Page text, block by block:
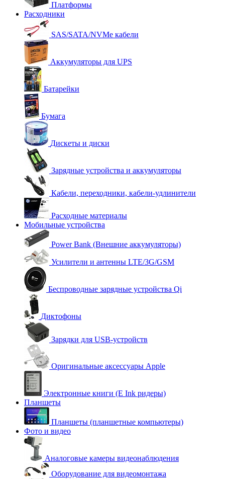
Платформы
Расходники
SAS/SATA/NVMe кабели
Аккумуляторы для UPS
Батарейки
Бумага
Дискеты и диски
Зарядные устройства и аккумуляторы
Кабели, переходники, кабели-удлинители
Расходные материалы
Мобильные устройства
Power Bank (Внешние аккумуляторы)
Усилители и антенны LTE/3G/GSM
Беспроводные зарядные устройства Qi
Диктофоны
Зарядки для USB-устройств
Оригинальные аксессуары Apple
Электронные книги (E Ink ридеры)
Планшеты
Планшеты (планшетные компьютеры)
Фото и видео
Аналоговые камеры видеонаблюдения
Оборудование для видеомонтажа